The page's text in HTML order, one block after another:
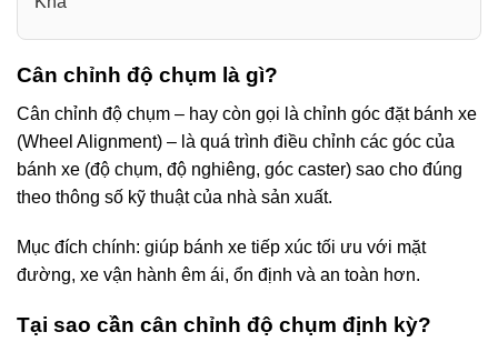
Cân chỉnh độ chụm là gì?
Cân chỉnh độ chụm – hay còn gọi là chỉnh góc đặt bánh xe
(Wheel Alignment) – là quá trình điều chỉnh các góc của
bánh xe (độ chụm, độ nghiêng, góc caster) sao cho đúng
theo thông số kỹ thuật của nhà sản xuất.
Mục đích chính: giúp bánh xe tiếp xúc tối ưu với mặt
đường, xe vận hành êm ái, ổn định và an toàn hơn.
Tại sao cần cân chỉnh độ chụm định kỳ?